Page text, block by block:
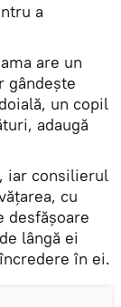
a
are un
gândește
un copil
adaugă
iar consilierul
cu
desfășoare
lângă ei
în ei.